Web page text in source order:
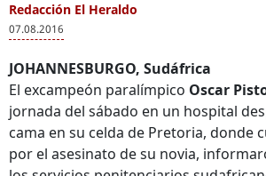
Redacción El Heraldo
07.08.2016
JOHANNESBURGO, Sudáfrica
El excampeón paralímpico Oscar
jornada del sábado en un hospital
cama en su celda de Pretoria, donde
por el asesinato de su novia,